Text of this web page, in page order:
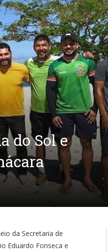
do Sol e
da Secretaria de
Eduardo Fonseca e